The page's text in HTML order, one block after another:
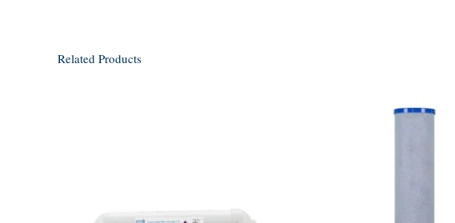
Related Products